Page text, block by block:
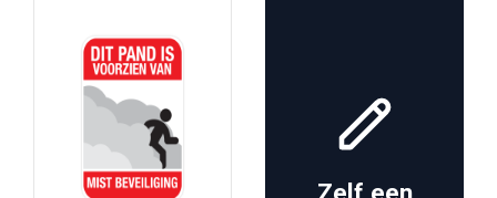
dat een ruimte bij inbraak gevuld wordt met zichtbeperkende mist.
Dit type sticker richt zich op een specifiek beveiligingssysteem en
wordt vaak toegepast in winkels en opslagruimtes.
Plaatsing en zichtbaarheid
De effectiviteit van een beveiligingssticker hangt sterk samen met
de plaatsing. Stickers worden meestal aangebracht op ooghoogte